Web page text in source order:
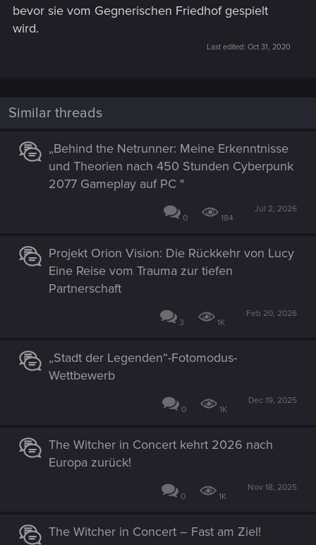
bevor sie vom Gegnerischen Friedhof gespielt
wird.
Last edited: Oct 31, 2020
Similar threads
„Behind the Netrunner: Meine Erkenntnisse
und Theorien nach 450 Stunden Cyberpunk
2077 Gameplay auf PC "
0 184
Jul 2, 2026
Projekt Orion Vision: Die Rückkehr von Lucy
Eine Reise vom Trauma zur tiefen
Partnerschaft
3 1K
Feb 20, 2026
„Stadt der Legenden“-Fotomodus-
Wettbewerb
0 1K
Dec 19, 2025
The Witcher in Concert kehrt 2026 nach
Europa zurück!
0 1K
Nov 18, 2025
The Witcher in Concert – Fast am Ziel!